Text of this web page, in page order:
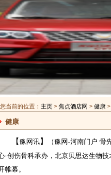
您当前的位置： 主页 > 焦点酒店网 > 健康 >
健康
【 豫网 讯 】
（豫网-河南门户
·创伤骨科承办，北京贝思达生物
帷幕。